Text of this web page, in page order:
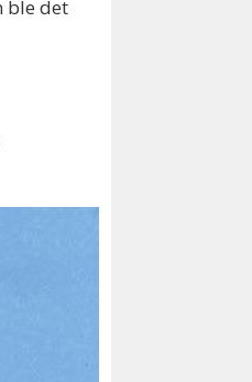
ble det